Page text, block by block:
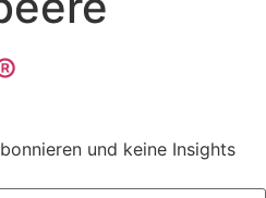
und keine Insights